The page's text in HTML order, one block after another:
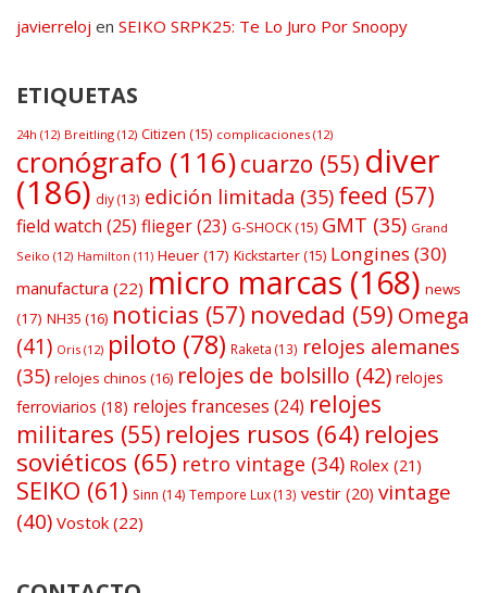
javierreloj en SEIKO SRPK25: Te Lo Juro Por Snoopy
ETIQUETAS
24h (12) Breitling (12) Citizen (15) complicaciones (12)
cronógrafo (116)cuarzo (55) diver
(186) diy(13) edición limitada (35) feed (57)
field watch (25) flieger(23) G-SHOCK (15) GMT (35) Grand
Seiko (12) Hamilton (11) Heuer (17) Kickstarter (15) Longines (30)
manufactura (22) micro marcas (168) news
(17) NH35 (16) noticias (57) novedad (59) Omega
(41) Oris (12) piloto (78) Raketa (13) relojes alemanes
(35) relojes chinos (16) relojes de bolsillo (42) relojes
ferroviarios (18) relojes franceses (24) relojes
militares (55) relojes rusos (64) relojes
soviéticos (65) retro vintage (34) Rolex (21)
SEIKO (61) Sinn (14) Tempore Lux(13) vestir (20) vintage
(40) Vostok (22)